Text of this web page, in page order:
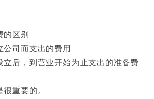
区别
公司而支出的费用
立后，到营业开始为止支出的准备费
重要的。